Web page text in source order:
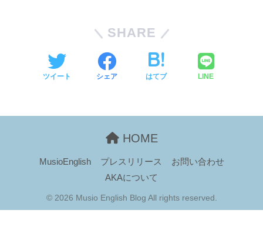
SHARE
ツイート シェア はてブ LINE
HOME
MusioEnglish プレスリリース
お問い合わせ
AKAについて
© 2026 Musio English Blog All rights reserved.